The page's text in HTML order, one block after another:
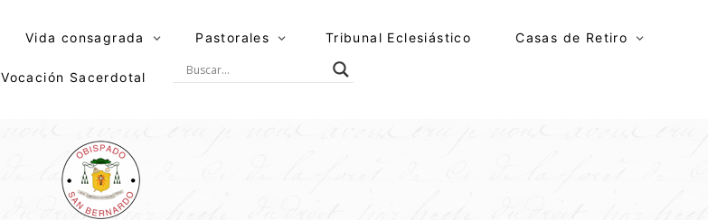
Vida consagrada Pastorales Tribunal Eclesiástico Casas de Retiro
Vocación Sacerdotal